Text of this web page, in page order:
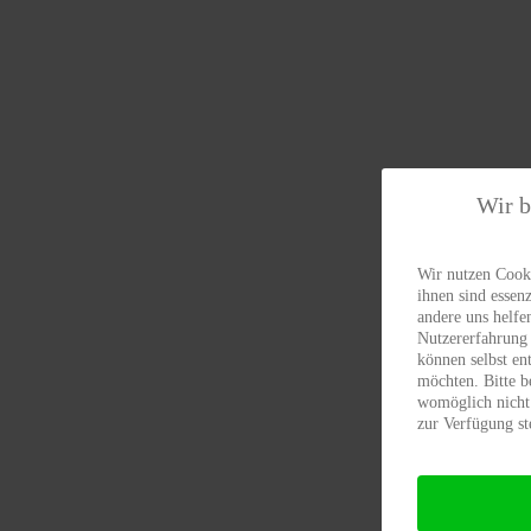
Wir
Wir nutzen
ihnen sind
andere uns
können selbst
möchten. Bitte
womöglich
zur Verfügung